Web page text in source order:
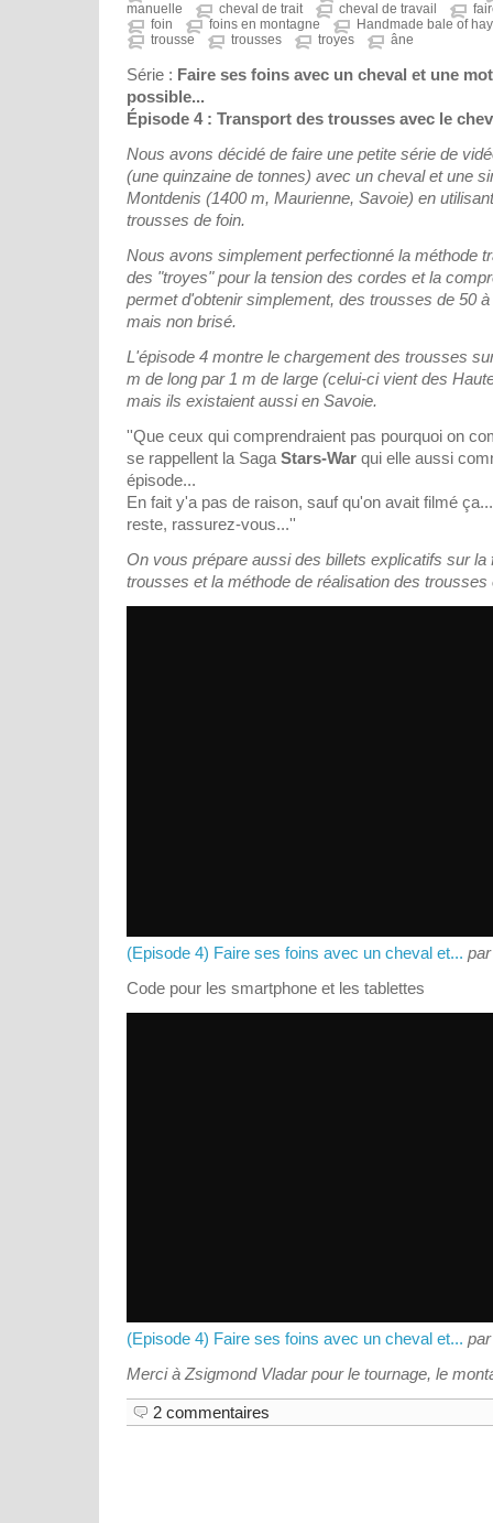
manuelle
cheval de trait cheval de travail
foin
foins en montagne
Handmade bale of hay
trousse
trousses troyes âne
Série : Faire ses foins avec un cheval et une
possible...
Épisode 4 : Transport des trousses avec le
Nous avons décidé de faire une petite série de
(une quinzaine de tonnes) avec un cheval et une
Montdenis (1400 m, Maurienne, Savoie) en
trousses de foin.
Nous avons simplement perfectionné la méthode
des "troyes" pour la tension des cordes et la
permet d'obtenir simplement, des trousses de 50
mais non brisé.
L'épisode 4 montre le chargement des trousses
m de long par 1 m de large (celui-ci vient des
mais ils existaient aussi en Savoie.
''Que ceux qui comprendraient pas pourquoi on
se rappellent la Saga Stars-War qui elle aussi
épisode...
En fait y'a pas de raison, sauf qu'on avait filmé
reste, rassurez-vous...''
On vous prépare aussi des billets explicatifs sur la
trousses et la méthode de réalisation des
(Episode 4) Faire ses foins avec un cheval et...
Code pour les smartphone et les tablettes
(Episode 4) Faire ses foins avec un cheval et...
Merci à Zsigmond Vladar pour le tournage, le
2 commentaires